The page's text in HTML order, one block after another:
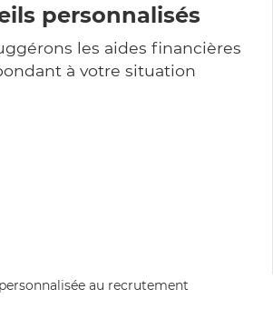
personnalisés
les aides financières
à votre situation